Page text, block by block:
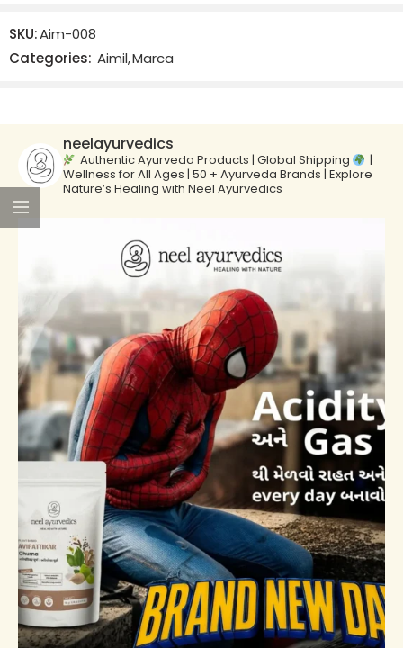
There are no reviews yet.
SKU:Aim-008
Categories: Aimil,Marca
neelayurvedics
Authentic Ayurveda Products | Global Shipping
|
Wellness for All Ages | 50 + Ayurveda Brands | Explore
Nature’s Healing with Neel Ayurvedics